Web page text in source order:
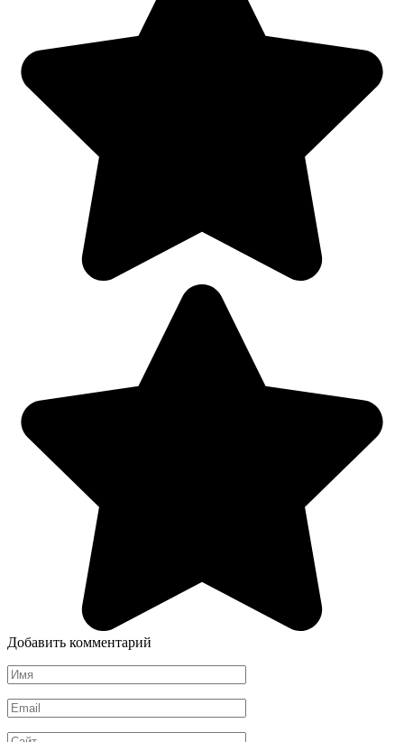
Добавить комментарий
Имя
*
Email
*
Сайт